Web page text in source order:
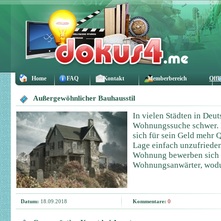
Home FAQ Kontakt Memberbereich
Außergewöhnlicher Bauhausstil
In vielen Städten in
Wohnungssuche
sich für sein Geld mehr
Lage einfach
Wohnung bewerben
Wohnungsanwärter,
Datum: 18.09.2018 Kommentare: 0